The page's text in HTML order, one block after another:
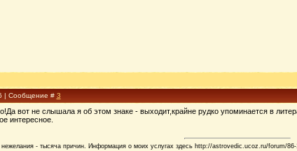
| Сообщение # 3
вот не слышала я об этом знаке - выходит,крайне рудко упоминается в
интересное.
- тысяча причин. Информация о моих услугах здесь http://astrovedic.ucoz.ru/forum/86-